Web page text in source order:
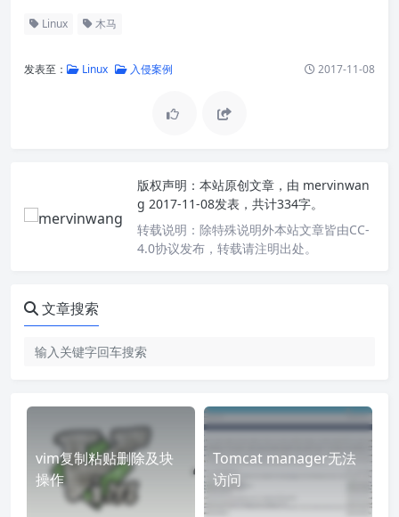
Linux 木马
发表至： Linux 入侵案例 2017-11-08
版权声明： 本站原创文章，由 mervinwan
g 2017-11-08发表，共计334字。
转载说明： 除特殊说明外本站文章皆由CC-
4.0协议发布，转载请注明出处。
文章搜索
vim复制粘贴删除及块
操作
Tomcat manager无法
访问